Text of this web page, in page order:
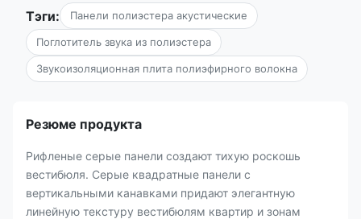
Тэги: Панели полиэстера акустические
Поглотитель звука из полиэстера
Звукоизоляционная плита полиэфирного волокна
Резюме продукта
Рифленые серые панели создают тихую роскошь
вестибюля. Серые квадратные панели с
вертикальными канавками придают элегантную
линейную текстуру вестибюлям квартир и зонам